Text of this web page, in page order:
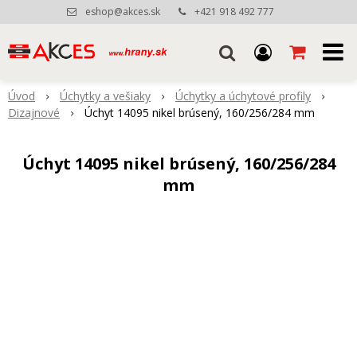
eshop@akces.sk +421 918 492 777
Úvod Úchytky a vešiaky
Úchytky a úchytové profily
Dizajnové
Úchyt 14095 nikel brúsený, 160/256/284 mm
Úchyt 14095 nikel brúsený, 160/256/284
mm